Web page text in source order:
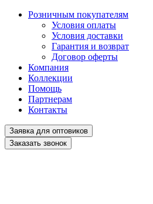
Розничным покупателям
Условия оплаты
Условия доставки
Гарантия и возврат
Договор оферты
Компания
Коллекции
Помощь
Партнерам
Контакты
Заявка для оптовиков
Заказать звонок